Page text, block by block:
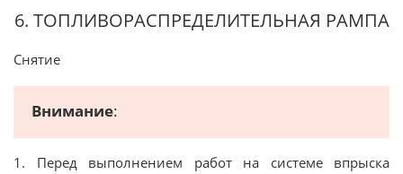
6. ТОПЛИВОРАСПРЕДЕЛИТЕЛЬНАЯ РАМПА
Снятие
Внимание:
1. Перед выполнением работ на системе впрыска